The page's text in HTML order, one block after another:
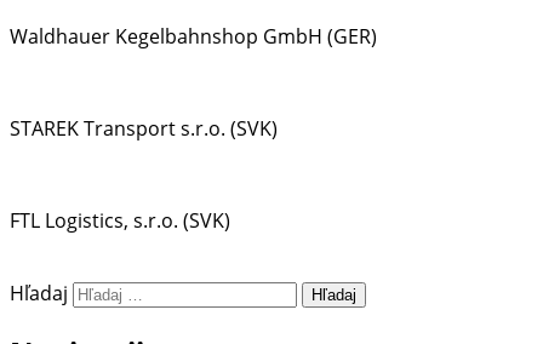
Waldhauer Kegelbahnshop GmbH (GER)
STAREK Transport s.r.o. (SVK)
FTL Logistics, s.r.o. (SVK)
Hľadaj